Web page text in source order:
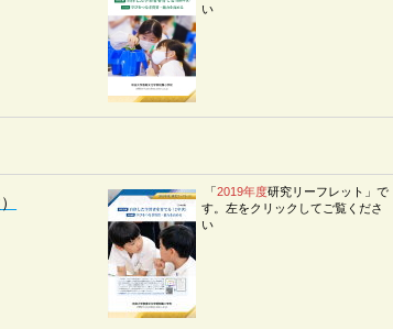
い
「2019年度研究リーフレット」で
す。左をクリックしてご覧くださ
い